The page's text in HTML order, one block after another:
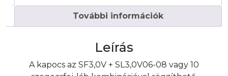
További információk
Leírás
A kapocs az SF3,0V + SL3,0V06-08 vagy 10